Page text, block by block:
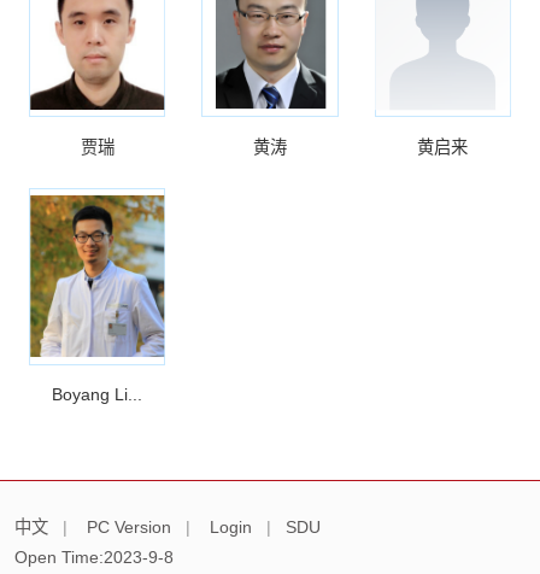
贾瑞 黄涛 黄启来
Boyang Li...
中文 | PC Version | Login |
SDU
Open Time:2023-9-8